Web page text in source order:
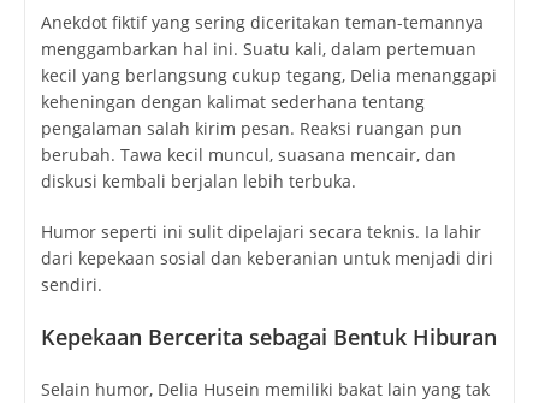
Anekdot fiktif yang sering diceritakan teman-temannya
menggambarkan hal ini. Suatu kali, dalam pertemuan
kecil yang berlangsung cukup tegang, Delia menanggapi
keheningan dengan kalimat sederhana tentang
pengalaman salah kirim pesan. Reaksi ruangan pun
berubah. Tawa kecil muncul, suasana mencair, dan
diskusi kembali berjalan lebih terbuka.
Humor seperti ini sulit dipelajari secara teknis. Ia lahir
dari kepekaan sosial dan keberanian untuk menjadi diri
sendiri.
Kepekaan Bercerita sebagai Bentuk Hiburan
Selain humor, Delia Husein memiliki bakat lain yang tak